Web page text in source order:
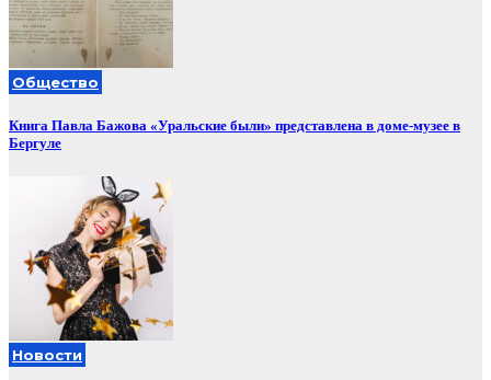
Общество
Книга Павла Бажова «Уральские были» представлена в доме-музее в
Бергуле
Новости